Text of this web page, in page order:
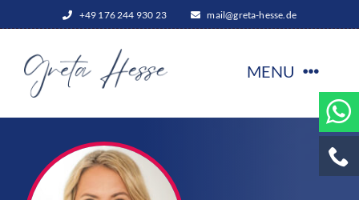
+49 176 244 930 23 mail@greta-hesse.de
MENU
Leistungen